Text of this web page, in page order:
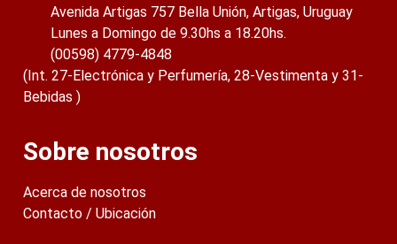
Avenida Artigas 757 Bella Unión, Artigas, Uruguay
Lunes a Domingo de 9.30hs a 18.20hs.
(00598) 4779-4848
(Int. 27-Electrónica y Perfumería, 28-Vestimenta y 31-
Bebidas )
Sobre nosotros
Acerca de nosotros
Contacto / Ubicación